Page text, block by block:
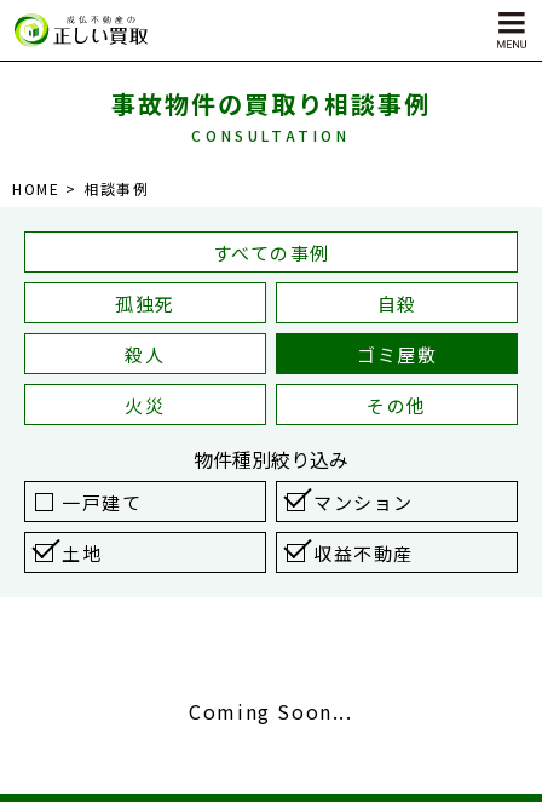
サービス内容
自殺物件買取
殺人物件買取
ゴミ屋敷物件買取
対応エリア
神奈川
事故物件の買取り相談事例
CONSULTATION
HOME 相談事例
すべての事例
孤独死
自殺
殺人
ゴミ屋敷
火災
その他
物件種別絞り込み
一戸建て
マンション
土地
収益不動産
Coming Soon...